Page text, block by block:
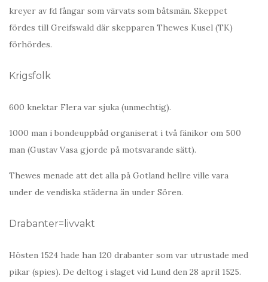
kreyer av fd fångar som värvats som båtsmän. Skeppet
fördes till Greifswald där skepparen Thewes Kusel (TK)
förhördes.
Krigsfolk
600 knektar Flera var sjuka (unmechtig).
1000 man i bondeuppbåd organiserat i två fänikor om 500
man (Gustav Vasa gjorde på motsvarande sätt).
Thewes menade att det alla på Gotland hellre ville vara
under de vendiska städerna än under Sören.
Drabanter=livvakt
Hösten 1524 hade han 120 drabanter som var utrustade med
pikar (spies). De deltog i slaget vid Lund den 28 april 1525.